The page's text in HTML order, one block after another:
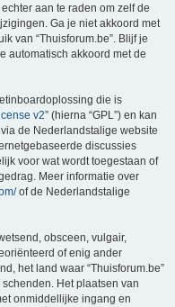
aan te raden om zelf de
Ga je niet akkoord met
van “Thuisforum.be”. Blijf je
automatisch akkoord met de
die is
v2” (hierna “GPL”) en kan
de Nederlandstalige website
discussies
voor wat wordt toegestaan of
Meer informatie over
of de Nederlandstalige
obsceen, vulgair,
of enig ander
het land waar “Thuisforum.be”
Het plaatsen van
onmiddellijke ingang en